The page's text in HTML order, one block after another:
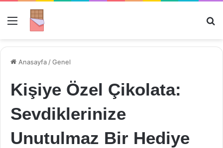
Menü
Anasayfa /Genel
Kişiye Özel Çikolata:
Sevdiklerinize
Unutulmaz Bir Hediye